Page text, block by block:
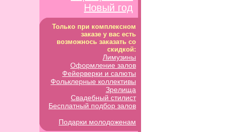
Новый год
Только при комплексном
заказе у вас есть
возможнось заказать со
скидкой:
Лимузины
Оформление залов
Фейерверки и салюты
Фольклерные коллективы
Зрелища
Свадебный стилист
Бесплатный подбор залов
Подарки молодоженам